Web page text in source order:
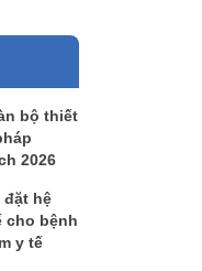
bộ thiết
2026
đặt hệ
cho bệnh
y tế